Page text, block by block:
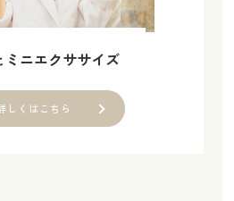
ミニエクササイズ
しくはこちら